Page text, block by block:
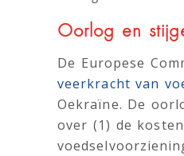
Oorlog en
De Europese
veerkracht van
Oekraïne. De
over (1) de